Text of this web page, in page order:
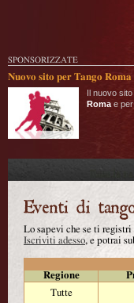
SPONSORIZZATE
Nuovo sito per Tango Roma
Il nuovo
Roma e per
Lo sapevi che se ti registri
Iscriviti adesso, e potrai
Regione
Tutte